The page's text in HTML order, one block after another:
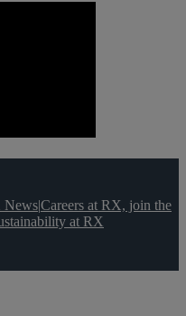
News|Careers at RX, join the
at RX